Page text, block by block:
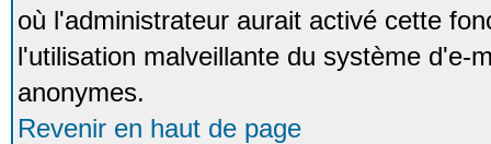
où l'administrateur aurait activé cette
l'utilisation malveillante du système d'e-
anonymes.
Revenir en haut de page